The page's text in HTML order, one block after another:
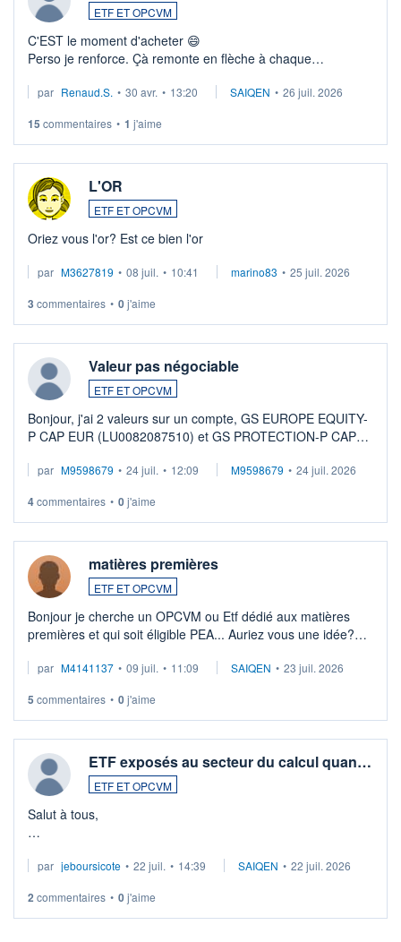
ETF ET OPCVM
C'EST le moment d'acheter 😄​
Perso je renforce. Çà remonte en flèche à chaque
Investissement long terme tip top pour sa retraite.
par Renaud.S. • 30 avr. • 13:20 SAIQEN • 26 juil. 2026
15 commentaires • 1 j'aime
L'OR
ETF ET OPCVM
Oriez vous l'or? Est ce bien l'or
par M3627819 • 08 juil. • 10:41 marino83 • 25 juil. 2026
3 commentaires • 0j'aime
Valeur pas négociable
ETF ET OPCVM
Bonjour, j'ai 2 valeurs sur un compte, GS EUROPE EQUITY-
P CAP EUR (LU0082087510) et GS PROTECTION-P CAP
veux procéder à la vente, on me signale ...
par M9598679 • 24 juil. • 12:09 M9598679 • 24 juil. 2026
4commentaires • 0j'aime
matières premières
ETF ET OPCVM
Bonjour je cherche un OPCVM ou Etf dédié aux matières
premières et qui soit éligible PEA... Auriez vous une idée?
par M4141137 • 09 juil. • 11:09 SAIQEN • 23 juil. 2026
5 commentaires • 0j'aime
ETF exposés au secteur du calcul quan…
ETF ET OPCVM
Salut à tous,
via un ETF plutôt que des actions individuelles.
Idéalement, je voudrais qu'il soit éligible au PEA.
par jeboursicote • 22 juil. • 14:39 SAIQEN • 22 juil. 2026
2 commentaires • 0j'aime